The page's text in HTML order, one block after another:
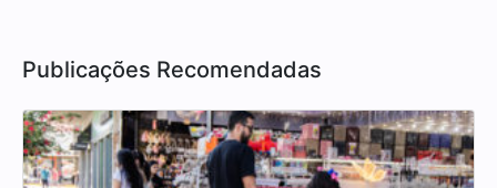
Publicações Recomendadas